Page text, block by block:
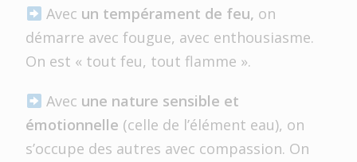
Avec un tempérament de feu, on
démarre avec fougue, avec enthousiasme.
On est « tout feu, tout flamme ».
Avec une nature sensible et
émotionnelle (celle de l’élément eau), on
s’occupe des autres avec compassion. On